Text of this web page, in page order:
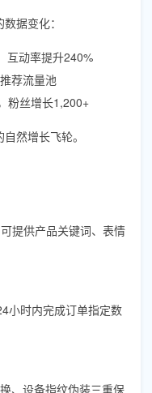
据变化：
互动率提升240%
荐流量池
粉丝增长1,200+
然增长飞轮。
提供产品关键词、表情
小时内完成订单指定数
、设备指纹伪装三重保